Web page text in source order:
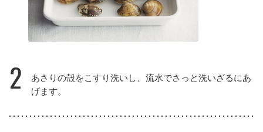
2
あさりの殻をこすり洗いし、流水でさっと洗いざるにあ
げます。